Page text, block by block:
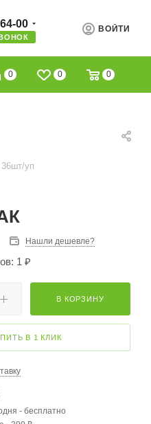
ВОЙТИ
00
0 0 0
уп
Нашли дешевле?
1 ₽
В КОРЗИНУ
В 1 КЛИК
- бесплатно